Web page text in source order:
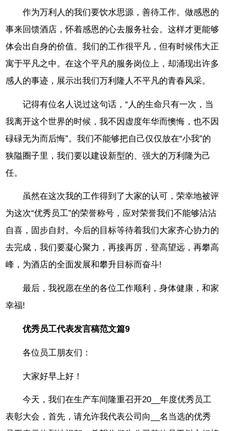
作为万利人的我们要饮水思源，善待工作。做感恩的
事来回馈酒店，怀着感恩的心去服务社会。这样才更能够
体会出自身的价值。我们的工作很平凡，但有时候伟大正
寓于平凡之中。在这个平凡的服务岗位上，却涌现出许多
感人的事迹，展示出我们万利隆人不平凡的青春风采。
记得有位名人说过这句话，“人的生命只有一次，当
我离开这个世界的时候，我不因虚度年华而懊悔，也不因
碌碌无为而后悔”。我们不能够把自己仅仅放在“小我”的
狭隘圈子里，我们要以建设新型的、强大的万利隆为己
任。
虽然在这次我的工作得到了大家的认可，荣幸地被评
为这次“优秀员工”的荣誉称号，应对荣誉我们不能够沾沾
自喜，固步自封。今后的目标等待着我们大家齐心协力的
去完成，我们要凝心聚力，再接再厉，登高望远，再攀高
峰，为酒店的全面发展和攀升目标而奋斗!
最后，我祝愿在坐的各位工作顺利，身体健康，和家
幸福!
优秀员工代表发言稿范文篇9
各位员工朋友们：
大家好早上好！
今天，我们在生产车间隆重召开20__年度优秀员工
表彰大会，首先，请允许我代表公司向__名当选的优秀